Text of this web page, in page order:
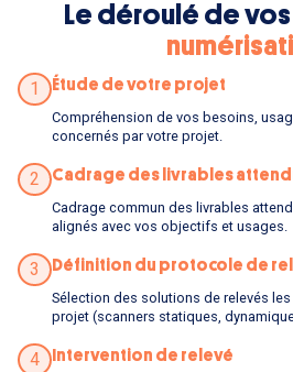
Le déroulé de vos
1 Étude de votre projet
Compréhension de vos besoins,
concernés par votre projet.
2 Cadrage des livrables
Cadrage commun des livrables
alignés avec vos objectifs et usages.
3 Définition du protocole de
Sélection des solutions de relevés
projet (scanners statiques,
4 Intervention de relevé